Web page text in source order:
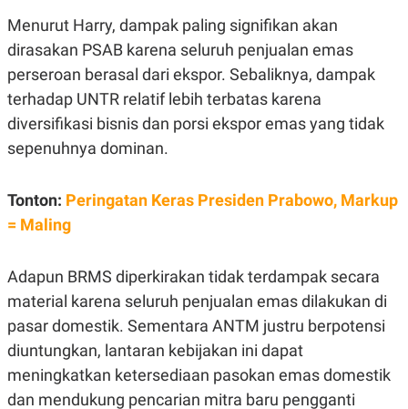
OF
USE
PEMBERITAAN
SIBER
PRIVACY
POLICY
Menurut Harry, dampak paling signifikan akan
dirasakan PSAB karena seluruh penjualan emas
perseroan berasal dari ekspor. Sebaliknya, dampak
terhadap UNTR relatif lebih terbatas karena
diversifikasi bisnis dan porsi ekspor emas yang tidak
sepenuhnya dominan.
Tonton: Peringatan Keras Presiden Prabowo, Markup
= Maling
Adapun BRMS diperkirakan tidak terdampak secara
material karena seluruh penjualan emas dilakukan di
pasar domestik. Sementara ANTM justru berpotensi
diuntungkan, lantaran kebijakan ini dapat
meningkatkan ketersediaan pasokan emas domestik
dan mendukung pencarian mitra baru pengganti